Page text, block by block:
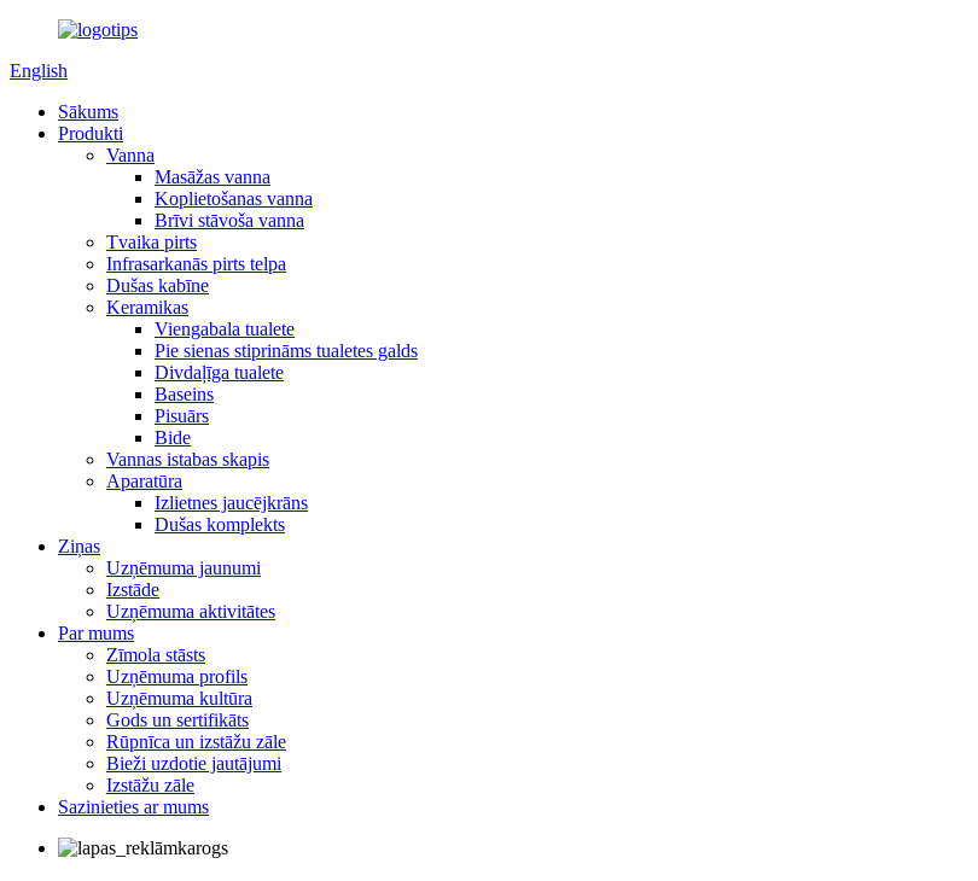
English
Sākums
Produkti
Vanna
Masāžas vanna
Koplietošanas vanna
Brīvi stāvoša vanna
Tvaika pirts
Infrasarkanās pirts telpa
Dušas kabīne
Keramikas
Viengabala tualete
Pie sienas stiprināms tualetes galds
Divdaļīga tualete
Baseins
Pisuārs
Bide
Vannas istabas skapis
Aparatūra
Izlietnes jaucējkrāns
Dušas komplekts
Ziņas
Uzņēmuma jaunumi
Izstāde
Uzņēmuma aktivitātes
Par mums
Zīmola stāsts
Uzņēmuma profils
Uzņēmuma kultūra
Gods un sertifikāts
Rūpnīca un izstāžu zāle
Bieži uzdotie jautājumi
Izstāžu zāle
Sazinieties ar mums